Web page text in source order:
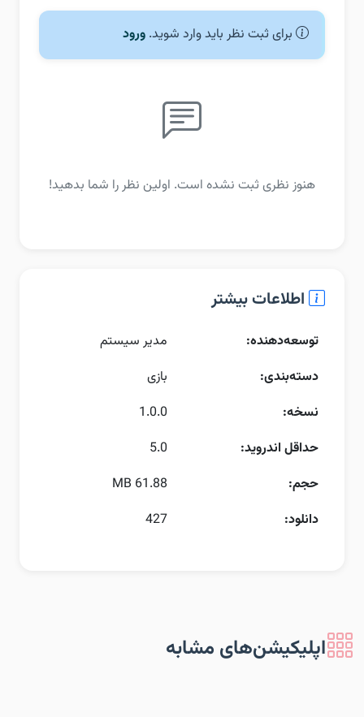
برای ثبت نظر باید وارد شوید. ورود
هنوز نظری ثبت نشده است. اولین نظر را شما بدهید!
اطلاعات بیشتر
توسعه‌دهنده:
مدیر سیستم
دسته‌بندی:
بازی
نسخه:
1.0.0
حداقل اندروید:
5.0
حجم:
61.88 MB
دانلود:
427
اپلیکیشن‌های مشابه